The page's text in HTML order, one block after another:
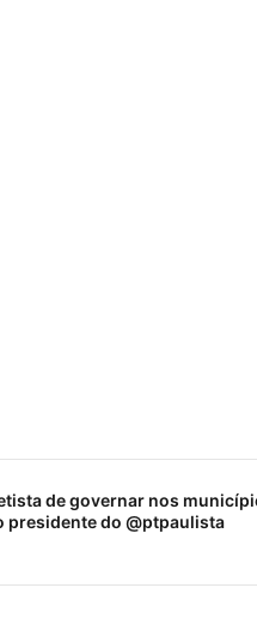
de governar nos
presidente do @ptpaulista